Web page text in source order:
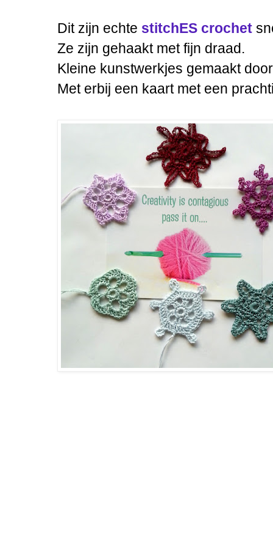
Dit zijn echte stitchES crochet
Ze zijn gehaakt met fijn draad.
Kleine kunstwerkjes gemaakt
Met erbij een kaart met een